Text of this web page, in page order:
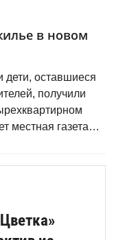
в Москве,
Ольга Васильева.
стали
в новом
дети, оставшиеся
получили
местная газета
дом с видом на